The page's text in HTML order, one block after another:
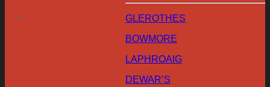
GLEROTHES
BOWMORE
LAPHROAIG
DEWAR’S